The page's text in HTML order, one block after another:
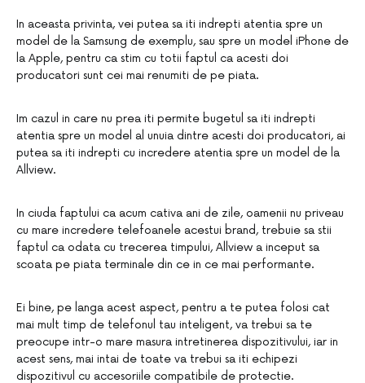
In aceasta privinta, vei putea sa iti indrepti atentia spre un
model de la Samsung de exemplu, sau spre un model iPhone de
la Apple, pentru ca stim cu totii faptul ca acesti doi
producatori sunt cei mai renumiti de pe piata.
Im cazul in care nu prea iti permite bugetul sa iti indrepti
atentia spre un model al unuia dintre acesti doi producatori, ai
putea sa iti indrepti cu incredere atentia spre un model de la
Allview.
In ciuda faptului ca acum cativa ani de zile, oamenii nu priveau
cu mare incredere telefoanele acestui brand, trebuie sa stii
faptul ca odata cu trecerea timpului, Allview a inceput sa
scoata pe piata terminale din ce in ce mai performante.
Ei bine, pe langa acest aspect, pentru a te putea folosi cat
mai mult timp de telefonul tau inteligent, va trebui sa te
preocupe intr-o mare masura intretinerea dispozitivului, iar in
acest sens, mai intai de toate va trebui sa iti echipezi
dispozitivul cu accesoriile compatibile de protectie.